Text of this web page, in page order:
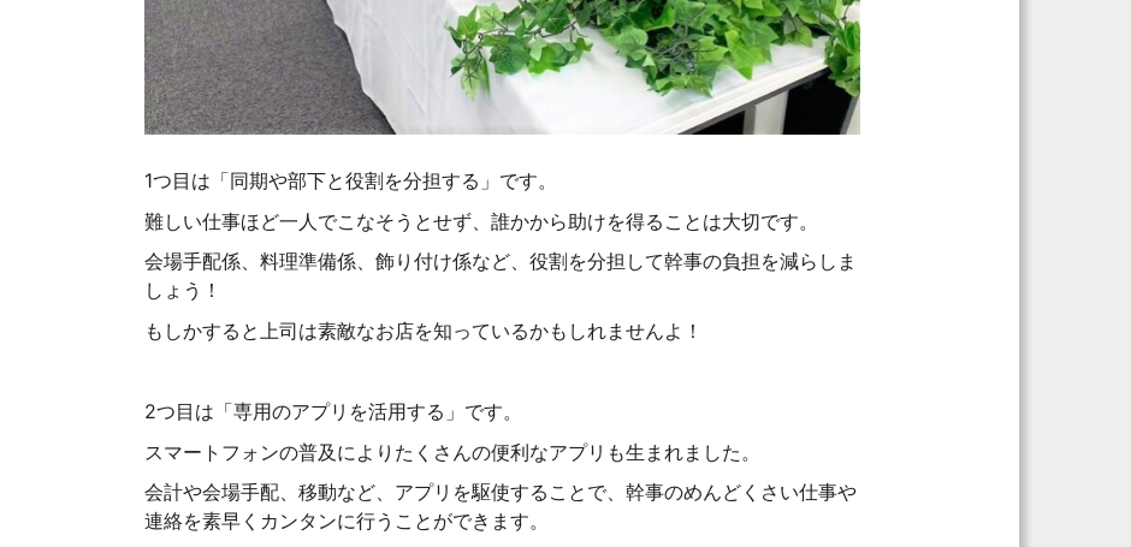
1つ目は「同期や部下と役割を分担する」です。
難しい仕事ほど一人でこなそうとせず、誰かから助けを得ることは大切です。
会場手配係、料理準備係、飾り付け係など、役割を分担して幹事の負担を減らしま
しょう！
もしかすると上司は素敵なお店を知っているかもしれませんよ！
2つ目は「専用のアプリを活用する」です。
スマートフォンの普及によりたくさんの便利なアプリも生まれました。
会計や会場手配、移動など、アプリを駆使することで、幹事のめんどくさい仕事や
連絡を素早くカンタンに行うことができます。